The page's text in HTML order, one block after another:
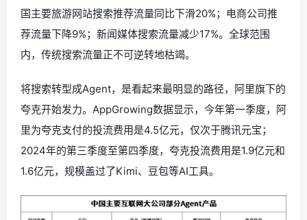
国主要旅游网站搜索推荐流量同比下滑20%；电商公司推
荐流量下降9%；新闻媒体搜索流量减少17%。全球范围
内，传统搜索流量正不可逆转地枯竭。
将搜索转型成Agent，是看起来最明显的路径，阿里旗下的
夸克开始发力。AppGrowing数据显示，今年第一季度，阿
里为夸克支付的投流费用是4.5亿元，仅次于腾讯元宝；
2024年的第三季度至第四季度，夸克投流费用是1.9亿元和
1.6亿元，规模盖过了Kimi、豆包等AI工具。